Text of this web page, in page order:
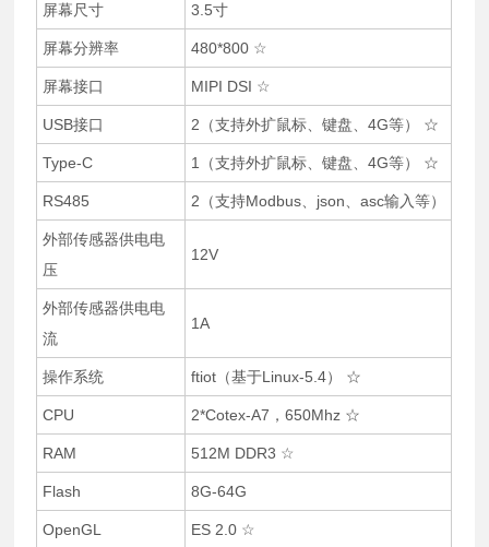
屏幕尺寸 3.5寸
屏幕分辨率 480*800 ☆
屏幕接口 MIPI DSI ☆
USB接口 2（支持外扩鼠标、键盘、4G等） ☆
Type-C 1（支持外扩鼠标、键盘、4G等） ☆
RS485 2（支持Modbus、json、asc输入等）
外部传感器供电电
压
12V
外部传感器供电电
流
1A
操作系统 ftiot（基于Linux-5.4） ☆
CPU 2*Cotex-A7，650Mhz ☆
RAM 512M DDR3 ☆
Flash 8G-64G
OpenGL ES 2.0 ☆